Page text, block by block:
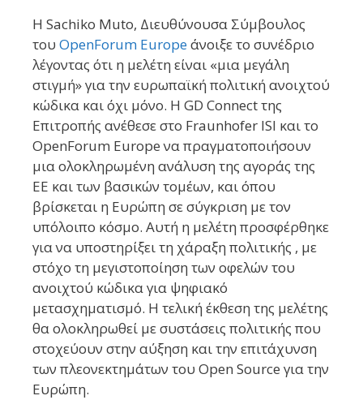
Η Sachiko Muto, Διευθύνουσα Σύμβουλος
του OpenForum Europeάνοιξε το συνέδριο
λέγοντας ότι η μελέτη είναι «μια μεγάλη
στιγμή» για την ευρωπαϊκή πολιτική ανοιχτού
κώδικα και όχι μόνο. Η GD Connect της
Επιτροπής ανέθεσε στο Fraunhofer ISI και το
OpenForum Europe να πραγματοποιήσουν
μια ολοκληρωμένη ανάλυση της αγοράς της
ΕΕ και των βασικών τομέων, και όπου
βρίσκεται η Ευρώπη σε σύγκριση με τον
υπόλοιπο κόσμο. Αυτή η μελέτη προσφέρθηκε
για να υποστηρίξει τη χάραξη πολιτικής , με
στόχο τη μεγιστοποίηση των οφελών του
ανοιχτού κώδικα για ψηφιακό
μετασχηματισμό. Η τελική έκθεση της μελέτης
θα ολοκληρωθεί με συστάσεις πολιτικής που
στοχεύουν στην αύξηση και την επιτάχυνση
των πλεονεκτημάτων του Open Source για την
Ευρώπη.